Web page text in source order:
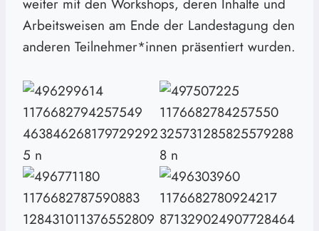
weiter mit den Workshops, deren Inhalte und
Arbeitsweisen am Ende der Landestagung den
anderen Teilnehmer*innen präsentiert wurden.